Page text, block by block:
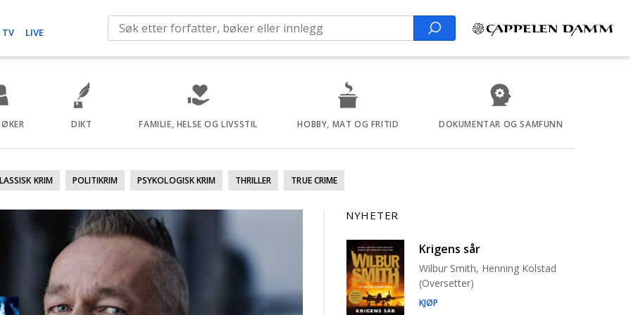
TV LIVE
e
r
Search
DIKT FAMILIE, HELSE OG LIVSSTIL HOBBY, MAT OG FRITID DOKUMENTAR OG SAMFUNN
KRIM POLITIKRIM PSYKOLOGISK KRIM THRILLER TRUE CRIME
NYHETER
Krigens sår
Wilbur Smith, Henning Kolstad
(Oversetter)
KJØP